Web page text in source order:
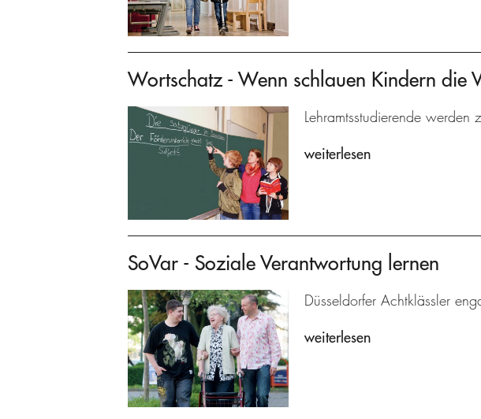
Wortschatz - Wenn schlauen Kindern die
Lehramtsstudierende werden
weiterlesen
SoVar - Soziale Verantwortung lernen
Düsseldorfer Achtklässler
weiterlesen